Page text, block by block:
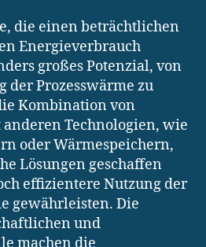
die einen beträchtlichen
Energieverbrauch
großes Potenzial, von
der Prozesswärme zu
Kombination von
Technologien, wie
oder Wärmespeichern,
Lösungen geschaffen
effizientere Nutzung der
gewährleisten. Die
und